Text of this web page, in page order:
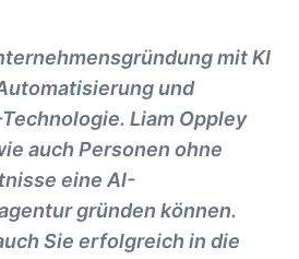
mit KI
und
Liam Oppley
auch Personen ohne
eine AI-
gründen können.
Sie erfolgreich in die